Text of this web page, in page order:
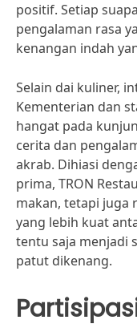
positif. Setiap
pengalaman rasa
kenangan indah
Selain dai kuliner,
Kementerian dan
hangat pada
cerita dan
akrab. Dihiasi
prima, TRON
makan, tetapi juga
yang lebih kuat
tentu saja menjadi
patut dikenang.